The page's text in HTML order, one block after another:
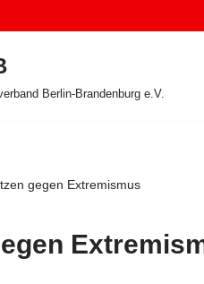
Berlin-Brandenburg e.V.
gegen Extremismus